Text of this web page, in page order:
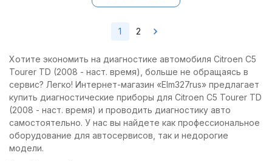
1 2
Хотите экономить на диагностике автомобиля Citroen C5
Tourer TD (2008 - наст. время), больше не обращаясь в
сервис? Легко! Интернет-магазин «Elm327rus» предлагает
купить диагностические приборы для Citroen C5 Tourer TD
(2008 - наст. время) и проводить диагностику авто
самостоятельно. У нас вы найдете как профессиональное
оборудование для автосервисов, так и недорогие
модели.